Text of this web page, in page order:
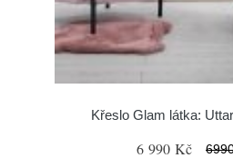
Křeslo Glam látka:
6 990 Kč